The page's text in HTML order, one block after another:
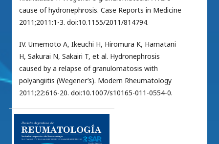
cause of hydronephrosis. Case Reports in Medicine
2011;2011:1-3. doi:10.1155/2011/814794.
IV. Umemoto A, Ikeuchi H, Hiromura K, Hamatani
H, Sakurai N, Sakairi T, et al. Hydronephrosis
caused by a relapse of granulomatosis with
polyangiitis (Wegener’s). Modern Rheumatology
2011;22:616-20. doi:10.1007/s10165-011-0554-0.